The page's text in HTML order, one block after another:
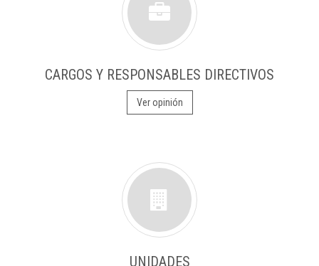
CARGOS Y RESPONSABLES DIRECTIVOS
Ver opinión
UNIDADES